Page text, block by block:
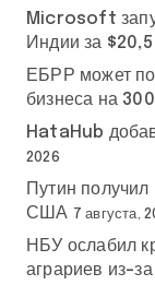
Microsoft
Индии за
ЕБРР может
бизнеса на
HataHub
2026
Путин
США 7 августа,
НБУ ослабил
аграриев из-